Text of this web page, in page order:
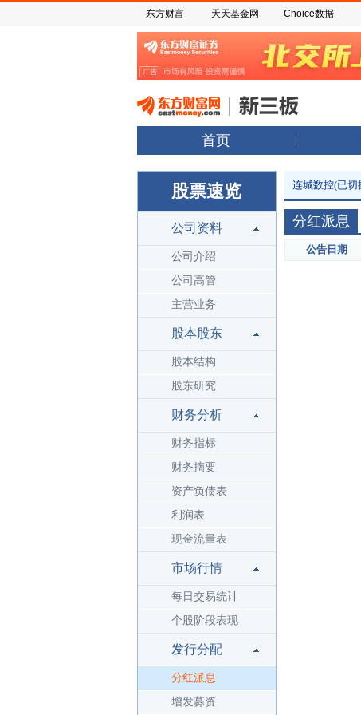
东方财富 天天基金网 Choice数据
首页
股票速览
公司资料
公司介绍
公司高管
主营业务
股本股东
股本结构
股东研究
财务分析
财务指标
财务摘要
资产负债表
利润表
现金流量表
市场行情
每日交易统计
个股阶段表现
发行分配
分红派息
增发募资
连城数控(已切
分红派息
公告日期